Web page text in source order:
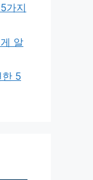
가지
알
한 5